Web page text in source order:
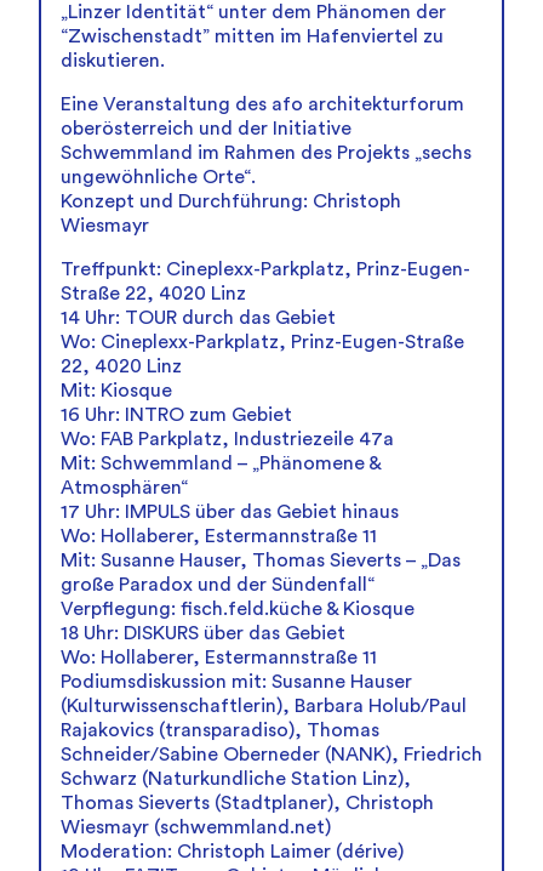
„Linzer Identität“ unter dem Phänomen der
“Zwischenstadt” mitten im Hafenviertel zu
diskutieren.
Eine Veranstaltung des afo architekturforum
oberösterreich und der Initiative
Schwemmland im Rahmen des Projekts „sechs
ungewöhnliche Orte“.
Konzept und Durchführung: Christoph
Wiesmayr
Treffpunkt: Cineplexx-Parkplatz, Prinz-Eugen-
Straße 22, 4020 Linz
14 Uhr: TOUR durch das Gebiet
Wo: Cineplexx-Parkplatz, Prinz-Eugen-Straße
22, 4020 Linz
Mit: Kiosque
16 Uhr: INTRO zum Gebiet
Wo: FAB Parkplatz, Industriezeile 47a
Mit: Schwemmland – „Phänomene &
Atmosphären“
17 Uhr: IMPULS über das Gebiet hinaus
Wo: Hollaberer, Estermannstraße 11
Mit: Susanne Hauser, Thomas Sieverts – „Das
große Paradox und der Sündenfall“
Verpflegung: fisch.feld.küche & Kiosque
18 Uhr: DISKURS über das Gebiet
Wo: Hollaberer, Estermannstraße 11
Podiumsdiskussion mit: Susanne Hauser
(Kulturwissenschaftlerin), Barbara Holub/Paul
Rajakovics (transparadiso), Thomas
Schneider/Sabine Oberneder (NANK), Friedrich
Schwarz (Naturkundliche Station Linz),
Thomas Sieverts (Stadtplaner), Christoph
Wiesmayr (schwemmland.net)
Moderation: Christoph Laimer (dérive)